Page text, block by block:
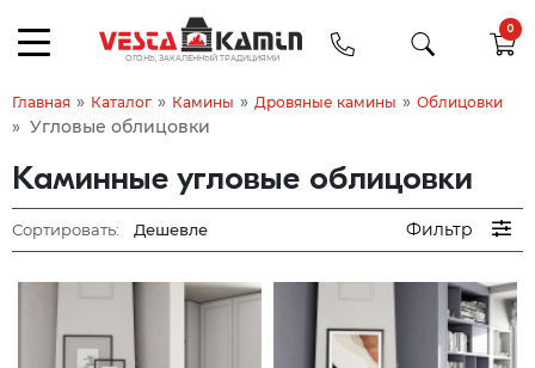
0
Главная » Каталог » Камины » Дровяные камины » Облицовки
» Угловые облицовки
Каминные угловые облицовки
Сортировать: Фильтр